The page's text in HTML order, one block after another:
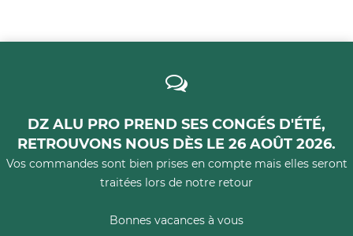
DZ ALU PRO PREND SES CONGÉS D'ÉTÉ,
RETROUVONS NOUS DÈS LE 26 AOÛT 2026.
Vos commandes sont bien prises en compte mais elles seront
traitées lors de notre retour
Bonnes vacances à vous